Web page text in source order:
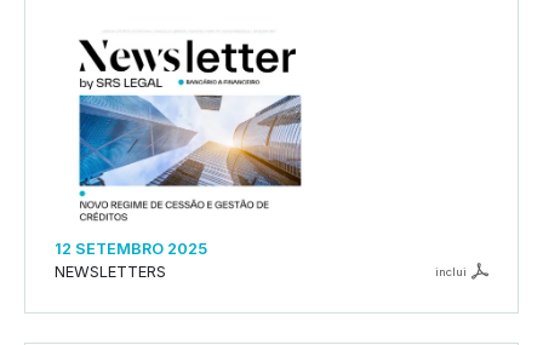
12 SETEMBRO 2025
NEWSLETTERS
inclui